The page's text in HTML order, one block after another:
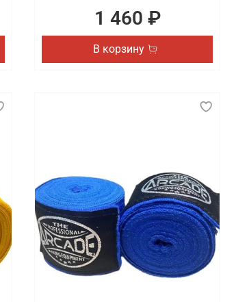
1 460 ₽
В корзину